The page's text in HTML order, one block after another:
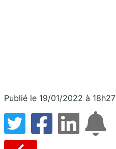
Publié le 19/01/2022 à 18h27